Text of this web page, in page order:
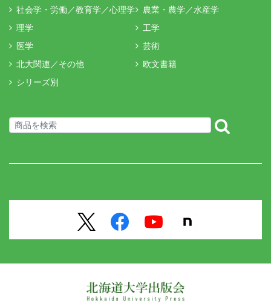
社会学・労働／教育学／心理学
農業・農学／水産学
理学
工学
医学
芸術
北大関連／その他
欧文書籍
シリーズ別